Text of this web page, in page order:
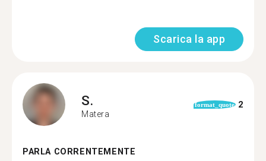
Scarica la app
S.
Matera
format_quote 2
PARLA CORRENTEMENTE